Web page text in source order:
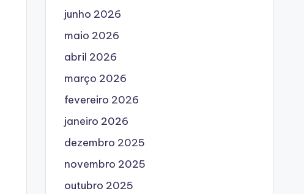
junho 2026
maio 2026
abril 2026
março 2026
fevereiro 2026
janeiro 2026
dezembro 2025
novembro 2025
outubro 2025